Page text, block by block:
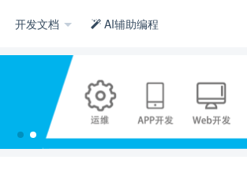
开发文档 AI辅助编程